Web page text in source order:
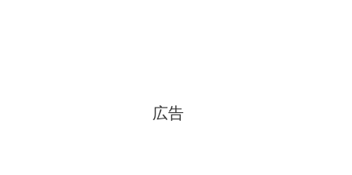
広告